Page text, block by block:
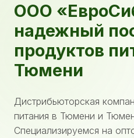
ООО
надежный
продуктов
Тюмени
Дистрибьюторская
питания в Тюмени и
Специализируемся на